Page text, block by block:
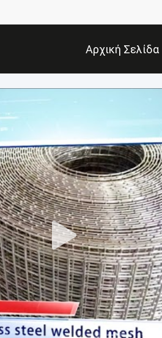
Αρχική Σελίδα